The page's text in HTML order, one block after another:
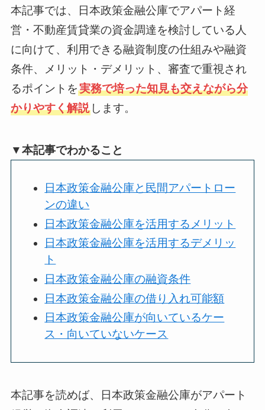
本記事では、日本政策金融公庫でアパート経
営・不動産賃貸業の資金調達を検討している人
に向けて、利用できる融資制度の仕組みや融資
条件、メリット・デメリット、審査で重視され
るポイントを実務で培った知見も交えながら分
かりやすく解説します。
▼本記事でわかること
日本政策金融公庫と民間アパートロー
ンの違い
日本政策金融公庫を活用するメリット
日本政策金融公庫を活用するデメリッ
ト
日本政策金融公庫の融資条件
日本政策金融公庫の借り入れ可能額
日本政策金融公庫が向いているケー
ス・向いていないケース
本記事を読めば、日本政策金融公庫がアパート